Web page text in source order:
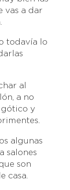
vas a dar
todavía lo
al
a no
gótico y
algunas
salones
son
casa.